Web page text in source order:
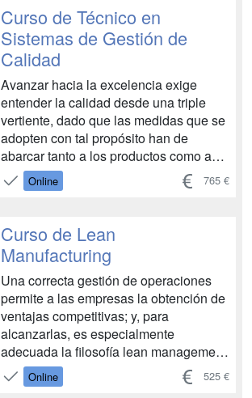
Six Sigma han supuesto toda una
revolución en la gestión de empre...
Curso de Técnico en
Sistemas de Gestión de
Calidad
Avanzar hacia la excelencia exige
entender la calidad desde una triple
vertiente, dado que las medidas que se
adopten con tal propósito han de
abarcar tanto a los productos como a
los servicios que se ofrezcan y, a
mayores, a la atención que se presta al
bases para promover la mejora
continua en estos tres punt...
Online 765 €
Curso de Lean
Manufacturing
Una correcta gestión de operaciones
permite a las empresas la obtención de
ventajas competitivas; y, para
alcanzarlas, es especialmente
adecuada la filosofía lean management,
puesto que permite una producción
ajustada a las necesidades del
Online 525 €